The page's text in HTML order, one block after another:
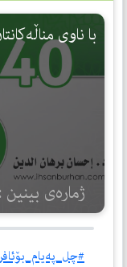
با ناوی
ژمارەی بینین : 1819